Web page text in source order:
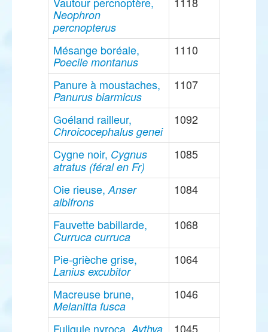
Neophron
percnopterus
Mésange boréale,
Poecile montanus
1110
Panure à moustaches,
Panurus biarmicus
1107
Goéland railleur,
Chroicocephalus genei
1092
Cygne noir, Cygnus
atratus (féral en Fr)
1085
Oie rieuse,Anser
albifrons
1084
Fauvette babillarde,
Curruca curruca
1068
Pie-grièche grise,
Lanius excubitor
1064
Macreuse brune,
Melanitta fusca
1046
Fuligule nyroca,Aythya
1045